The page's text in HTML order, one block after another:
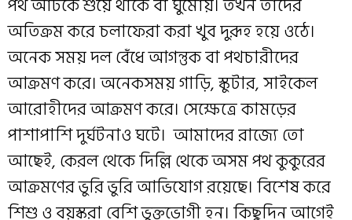
অতিক্রম করে চলাফেরা করা খুব দুরূহ হয়ে ওঠে।
অনেক সময় দল বেঁধে আগন্তুক বা পথচারীদের
আক্রমণ করে। অনেকসময় গাড়ি, স্কুটার, সাইকেল
আরোহীদের আক্রমণ করে। সেক্ষেত্রে কামড়ের
পাশাপাশি দুর্ঘটনাও ঘটে। আমাদের রাজ্যে তো
আছেই, কেরল থেকে দিল্লি থেকে অসম পথ কুকুরের
আক্রমণের ভুরি ভুরি আভিযোগ রয়েছে। বিশেষ করে
শিশু ও বয়স্করা বেশি ভুক্তভোগী হন। কিছুদিন আগেই